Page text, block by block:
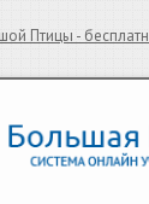
Птицы -